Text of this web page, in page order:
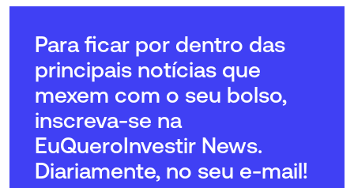
Para ficar por dentro das
principais notícias que
mexem com o seu bolso,
inscreva-se na
EuQueroInvestir News.
Diariamente, no seu e-mail!